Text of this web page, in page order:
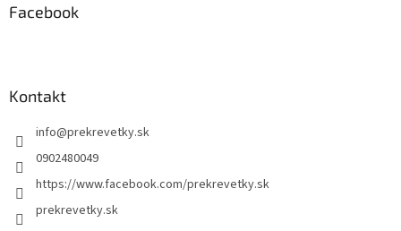
Facebook
Kontakt
info@prekrevetky.sk
0902480049
https://www.facebook.com/prekrevetky.sk
prekrevetky.sk